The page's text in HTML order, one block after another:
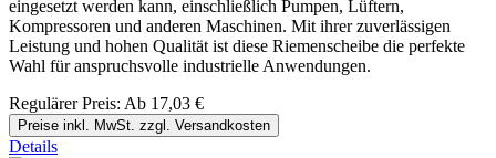
eingesetzt werden kann, einschließlich Pumpen, Lüftern,
Kompressoren und anderen Maschinen. Mit ihrer zuverlässigen
Leistung und hohen Qualität ist diese Riemenscheibe die perfekte
Wahl für anspruchsvolle industrielle Anwendungen.
Regulärer Preis: Ab 17,03 €
Preise inkl. MwSt. zzgl. Versandkosten
Details